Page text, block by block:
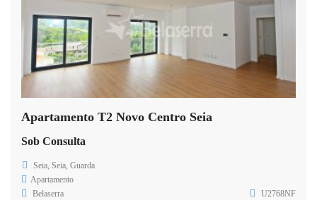
Apartamento T2 Novo Centro Seia
Sob Consulta
Seia, Seia, Guarda
Apartamento
Belaserra
U2768NF